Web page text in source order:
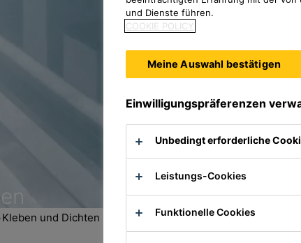
Kleben und Dichten
und Dienste führen.
COOKIE POLICY
Meine Auswahl bestätigen
Einwilligungspräferenzen
Unbedingt erforderliche
Leistungs-Cookies
Funktionelle Cookies